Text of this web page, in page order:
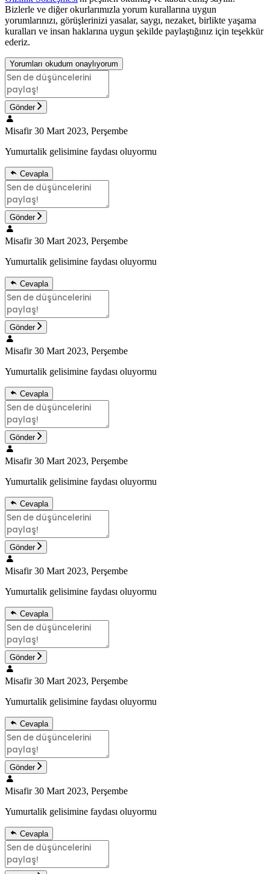
Bizlerle ve diğer okurlarımızla yorum kurallarına uygun
yorumlarınızı, görüşlerinizi yasalar, saygı, nezaket, birlikte yaşama
kuralları ve insan haklarına uygun şekilde paylaştığınız için teşekkür
ederiz.
Yorumları okudum onaylıyorum
Gönder
Misafir 30 Mart 2023, Perşembe
Yumurtalik gelisimine faydası oluyormu
Cevapla
Gönder
Misafir 30 Mart 2023, Perşembe
Yumurtalik gelisimine faydası oluyormu
Cevapla
Gönder
Misafir 30 Mart 2023, Perşembe
Yumurtalik gelisimine faydası oluyormu
Cevapla
Gönder
Misafir 30 Mart 2023, Perşembe
Yumurtalik gelisimine faydası oluyormu
Cevapla
Gönder
Misafir 30 Mart 2023, Perşembe
Yumurtalik gelisimine faydası oluyormu
Cevapla
Gönder
Misafir 30 Mart 2023, Perşembe
Yumurtalik gelisimine faydası oluyormu
Cevapla
Gönder
Misafir 30 Mart 2023, Perşembe
Yumurtalik gelisimine faydası oluyormu
Cevapla